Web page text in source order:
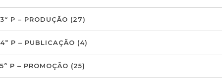
3º P – PRODUÇÃO (27)
4º P – PUBLICAÇÃO (4)
5º P – PROMOÇÃO (25)